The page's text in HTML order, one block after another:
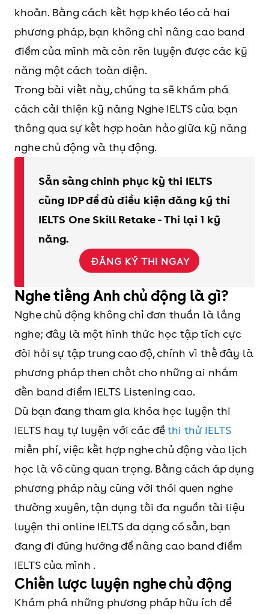
khoăn. Bằng cách kết hợp khéo léo cả hai
phương pháp, bạn không chỉ nâng cao band
điểm của mình mà còn rèn luyện được các kỹ
năng một cách toàn diện.
Trong bài viết này, chúng ta sẽ khám phá
cách cải thiện kỹ năng Nghe IELTS của bạn
thông qua sự kết hợp hoàn hảo giữa kỹ năng
nghe chủ động và thụ động.
Sẵn sàng chinh phục kỳ thi IELTS
cùng IDP để đủ điều kiện đăng ký thi
IELTS One Skill Retake - Thi lại 1 kỹ
năng.
ĐĂNG KÝ THI NGAY
Nghe tiếng Anh chủ động là gì?
Nghe chủ động không chỉ đơn thuần là lắng
nghe; đây là một hình thức học tập tích cực
đòi hỏi sự tập trung cao độ, chính vì thế đây là
phương pháp then chốt cho những ai nhắm
đến band điểm IELTS Listening cao.
Dù bạn đang tham gia khóa học luyện thi
IELTS hay tự luyện với các đềthi thử IELTS
miễn phí, việc kết hợp nghe chủ động vào lịch
học là vô cùng quan trọng. Bằng cách áp dụng
phương pháp này cùng với thói quen nghe
thường xuyên, tận dụng tối đa nguồn tài liệu
luyện thi online IELTS đa dạng có sẵn, bạn
đang đi đúng hướng để nâng cao band điểm
IELTS của mình .
Chiến lược luyện nghe chủ động
Khám phá những phương pháp hữu ích để